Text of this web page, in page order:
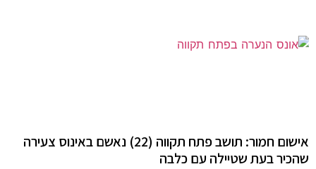
אישום חמור: תושב פתח תקווה (22) נאשם באינוס צעירה
שהכיר בעת שטיילה עם כלבה